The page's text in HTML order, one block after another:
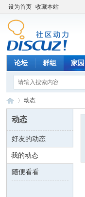
设为首页 收藏本站
论坛 群组 家园
数 ›
动态
动态
好友的动态
我的动态
随便看看